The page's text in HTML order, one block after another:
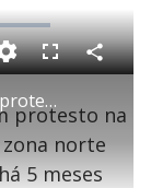
Funcionários da Faetec fazem protesto contra atraso de salários
F
l
s
c
n
C
o
a
r
i
l
a
protesto na
norte
5 meses